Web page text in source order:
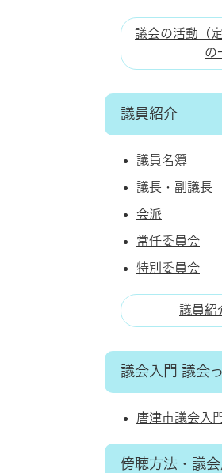
議会の活動（
の
議員紹介
議員名簿
議長・副議長
会派
常任委員会
特別委員会
議員紹
議会入門 議会
唐津市議会入
傍聴方法・議